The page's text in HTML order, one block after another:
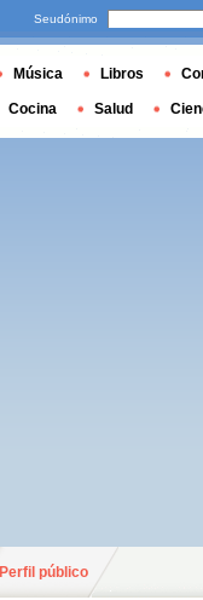
Perfil público
Seudónimo
Música Libros
Cocina Salud